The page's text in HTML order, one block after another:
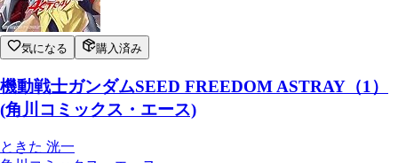
気になる 購入済み
機動戦士ガンダムSEED FREEDOM ASTRAY（1）
(角川コミックス・エース)
ときた 洸一